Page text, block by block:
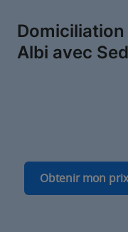
Albi avec
Obtenir mon prix